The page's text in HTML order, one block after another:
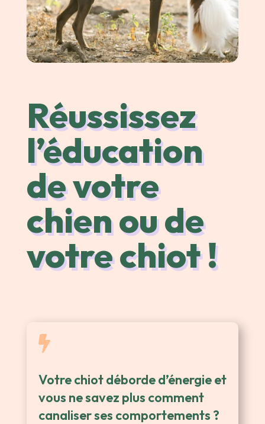
Réussissez
l’éducation
de votre
chien ou de
votre chiot !

Votre chiot déborde d’énergie et
vous ne savez plus comment
canaliser ses comportements ?